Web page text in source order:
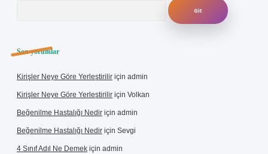
Son yorumlar
Kirişler Neye Göre Yerleştirilir için admin
Kirişler Neye Göre Yerleştirilir için Volkan
Beğenilme Hastalığı Nedir için admin
Beğenilme Hastalığı Nedir için Sevgi
4 Sınıf Adıl Ne Demek için admin